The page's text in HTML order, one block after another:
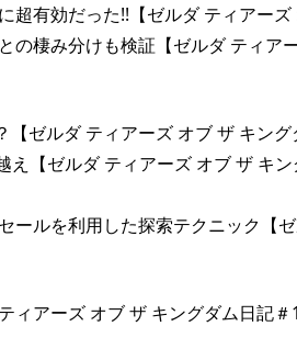
有効だった!!【ゼルダ ティアーズ
棲み分けも検証【ゼルダ ティア
ゼルダ ティアーズ オブ ザ キング
【ゼルダ ティアーズ オブ ザ キン
ルを利用した探索テクニック【
アーズ オブ ザ キングダム日記＃